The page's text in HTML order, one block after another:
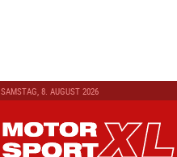
SAMSTAG, 8. AUGUST 2026